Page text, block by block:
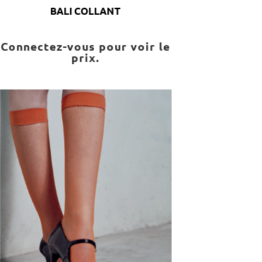
BALI COLLANT
Connectez-vous pour voir le
prix.